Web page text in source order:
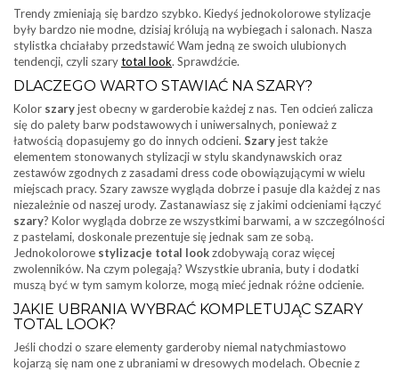
Trendy zmieniają się bardzo szybko. Kiedyś jednokolorowe stylizacje
były bardzo nie modne, dzisiaj królują na wybiegach i salonach. Nasza
stylistka chciałaby przedstawić Wam jedną ze swoich ulubionych
tendencji, czyli szarytotal look. Sprawdźcie.
DLACZEGO WARTO STAWIAĆ NA SZARY?
Kolor szaryjest obecny w garderobie każdej z nas. Ten odcień zalicza
się do palety barw podstawowych i uniwersalnych, ponieważ z
łatwością dopasujemy go do innych odcieni. Szaryjest także
elementem stonowanych stylizacji w stylu skandynawskich oraz
zestawów zgodnych z zasadami dress code obowiązującymi w wielu
miejscach pracy. Szary zawsze wygląda dobrze i pasuje dla każdej z nas
niezależnie od naszej urody. Zastanawiasz się z jakimi odcieniami łączyć
szary? Kolor wygląda dobrze ze wszystkimi barwami, a w szczególności
z pastelami, doskonale prezentuje się jednak sam ze sobą.
Jednokolorowe stylizacje total lookzdobywają coraz więcej
zwolenników. Na czym polegają? Wszystkie ubrania, buty i dodatki
muszą być w tym samym kolorze, mogą mieć jednak różne odcienie.
JAKIE UBRANIA WYBRAĆ KOMPLETUJĄC SZARY
TOTAL LOOK?
Jeśli chodzi o szare elementy garderoby niemal natychmiastowo
kojarzą się nam one z ubraniami w dresowych modelach. Obecnie z